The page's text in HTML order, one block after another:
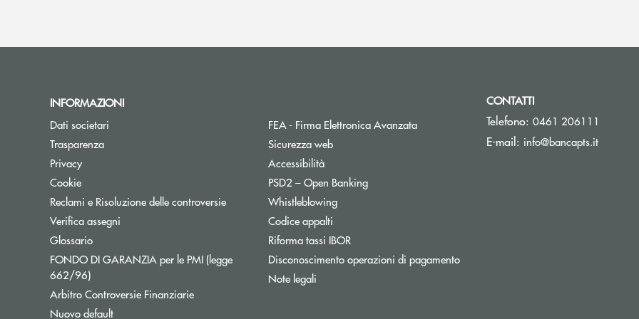
INFORMAZIONI
Dati societari
Trasparenza
PrivacyApre una nuova finestra
Cookie
Reclami e Risoluzione delle controversie
Verifica assegni
GlossarioApre una nuova finestra
FONDO DI GARANZIA per le PMI (legge
662/96)Apre una nuova finestra
Arbitro Controversie FinanziarieApre una nuova finestra
Nuovo default
FEA - Firma Elettronica AvanzataApre una nuova finestra
Sicurezza web
Accessibilità
PSD2 – Open BankingApre una nuova finestra
Whistleblowing
Codice appalti
Riforma tassi IBORApre una nuova finestra
Disconoscimento operazioni di pagamentoApre una nuova finestra
Note legali
CONTATTI
Telefono: 0461 206111
E-mail: info@bancapts.it(si apre